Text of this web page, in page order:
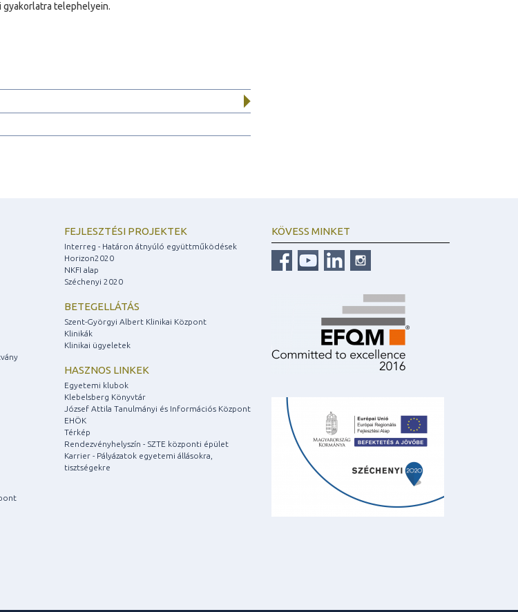
gyakorlatra telephelyein.
FEJLESZTÉSI PROJEKTEK
Interreg - Határon átnyúló együttműködések
Horizon2020
NKFI alap
Széchenyi 2020
BETEGELLÁTÁS
Szent-Györgyi Albert Klinikai Központ
Klinikák
Klinikai ügyeletek
HASZNOS LINKEK
Egyetemi klubok
Klebelsberg Könyvtár
József Attila Tanulmányi és Információs Központ
EHÖK
Térkép
Rendezvényhelyszín - SZTE központi épület
Karrier - Pályázatok egyetemi állásokra,
tisztségekre
KÖVESS MINKET